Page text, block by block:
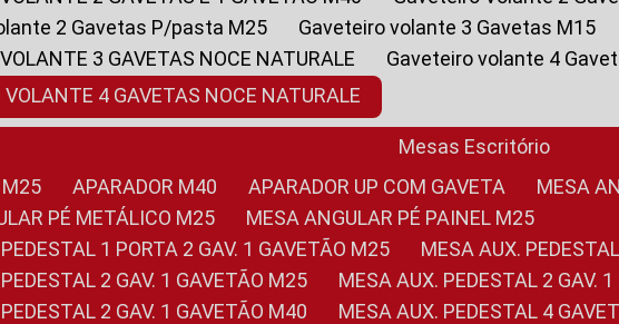
2 Gavetas P/pasta M25
Gaveteiro volante 3 Gavetas M15
VOLANTE 3 GAVETAS NOCE NATURALE
Gaveteiro volante 4
VOLANTE 4 GAVETAS NOCE NATURALE
Mesas Escritório
M25
APARADOR M40 APARADOR UP COM GAVETA
MESA
PÉ METÁLICO M25
MESA ANGULAR PÉ PAINEL M25
PEDESTAL 1 PORTA 2 GAV. 1 GAVETÃO M25
MESA AUX.
PEDESTAL 2 GAV. 1 GAVETÃO M25
MESA AUX. PEDESTAL 2 GAV.
PEDESTAL 2 GAV. 1 GAVETÃO M40
MESA AUX. PEDESTAL 4